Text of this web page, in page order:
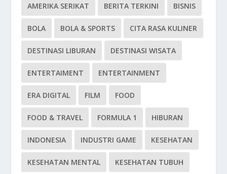
AMERIKA SERIKAT BERITA TERKINI BISNIS
BOLA BOLA & SPORTS CITA RASA KULINER
DESTINASI LIBURAN DESTINASI WISATA
ENTERTAIMENT ENTERTAINMENT
ERA DIGITAL FILM FOOD
FOOD & TRAVEL FORMULA 1 HIBURAN
INDONESIA INDUSTRI GAME KESEHATAN
KESEHATAN MENTAL KESEHATAN TUBUH